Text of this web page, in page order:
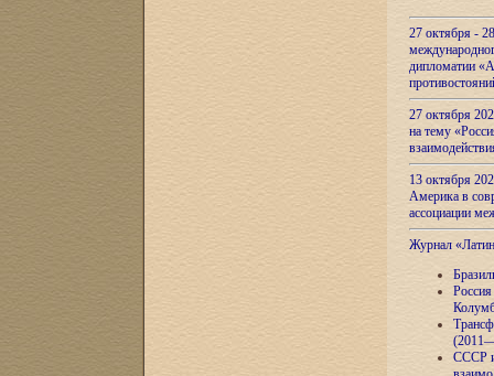
27 октября -
дипломатии
27 октября
на тему
13 октября
Америка в
ассоциации
Журнал
СССР и